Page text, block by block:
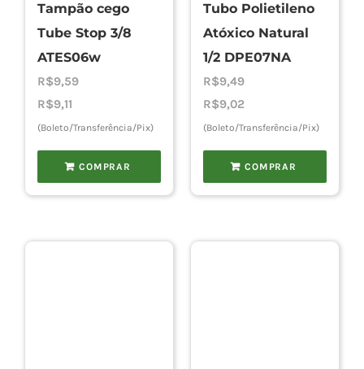
Tampão cego
Tube Stop 3/8
ATES06w
R$9,59
R$9,11
(Boleto/Transferência/Pix)
COMPRAR
Tubo Polietileno
Atóxico Natural
1/2 DPE07NA
R$9,49
R$9,02
(Boleto/Transferência/Pix)
COMPRAR